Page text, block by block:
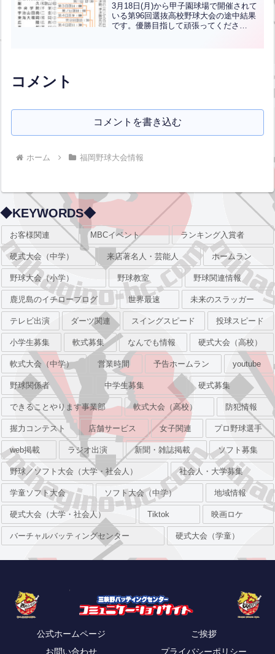
3月18日(月)から甲子園球場で開催されて
いる第96回選抜高校野球大会の途中結果
です。優勝目指して頑張ってくださ
コメント
コメントを書き込む
ホーム 福岡野球大会情報
◆KEYWORDS◆
お客様関連 MBCイベント ランキング入賞者
硬式大会（中学） 来店著名人・芸能人 ホームラン
野球大会（小学） 野球教室 野球関連情報
鹿児島のイチローブログ 世界最速 未来のスラッガー
テレビ出演 ダーツ関連 スイングスピード 投球スピード
小学生募集 軟式募集 なんでも情報 硬式大会（高校）
軟式大会（中学） 営業時間 予告ホームラン youtube
野球関係者 中学生募集 硬式募集
できることやります事業部 軟式大会（高校） 防犯情報
握力コンテスト 店舗サービス 女子関連 プロ野球選手
web掲載 ラジオ出演 新聞・雑誌掲載 ソフト募集
野球／ソフト大会（大学・社会人） 社会人・大学募集
学童ソフト大会 ソフト大会（中学） 地域情報
硬式大会（大学・社会人） Tiktok 映画ロケ
バーチャルバッティングセンター 硬式大会（学童）
公式ホームページ
ご挨拶
お問い合わせ
プライバシーポリシー